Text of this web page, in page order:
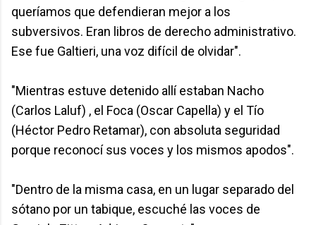
queríamos que defendieran mejor a los
subversivos. Eran libros de derecho administrativo.
Ese fue Galtieri, una voz difícil de olvidar".
"Mientras estuve detenido allí estaban Nacho
(Carlos Laluf) , el Foca (Oscar Capella) y el Tío
(Héctor Pedro Retamar), con absoluta seguridad
porque reconocí sus voces y los mismos apodos".
"Dentro de la misma casa, en un lugar separado del
sótano por un tabique, escuché las voces de